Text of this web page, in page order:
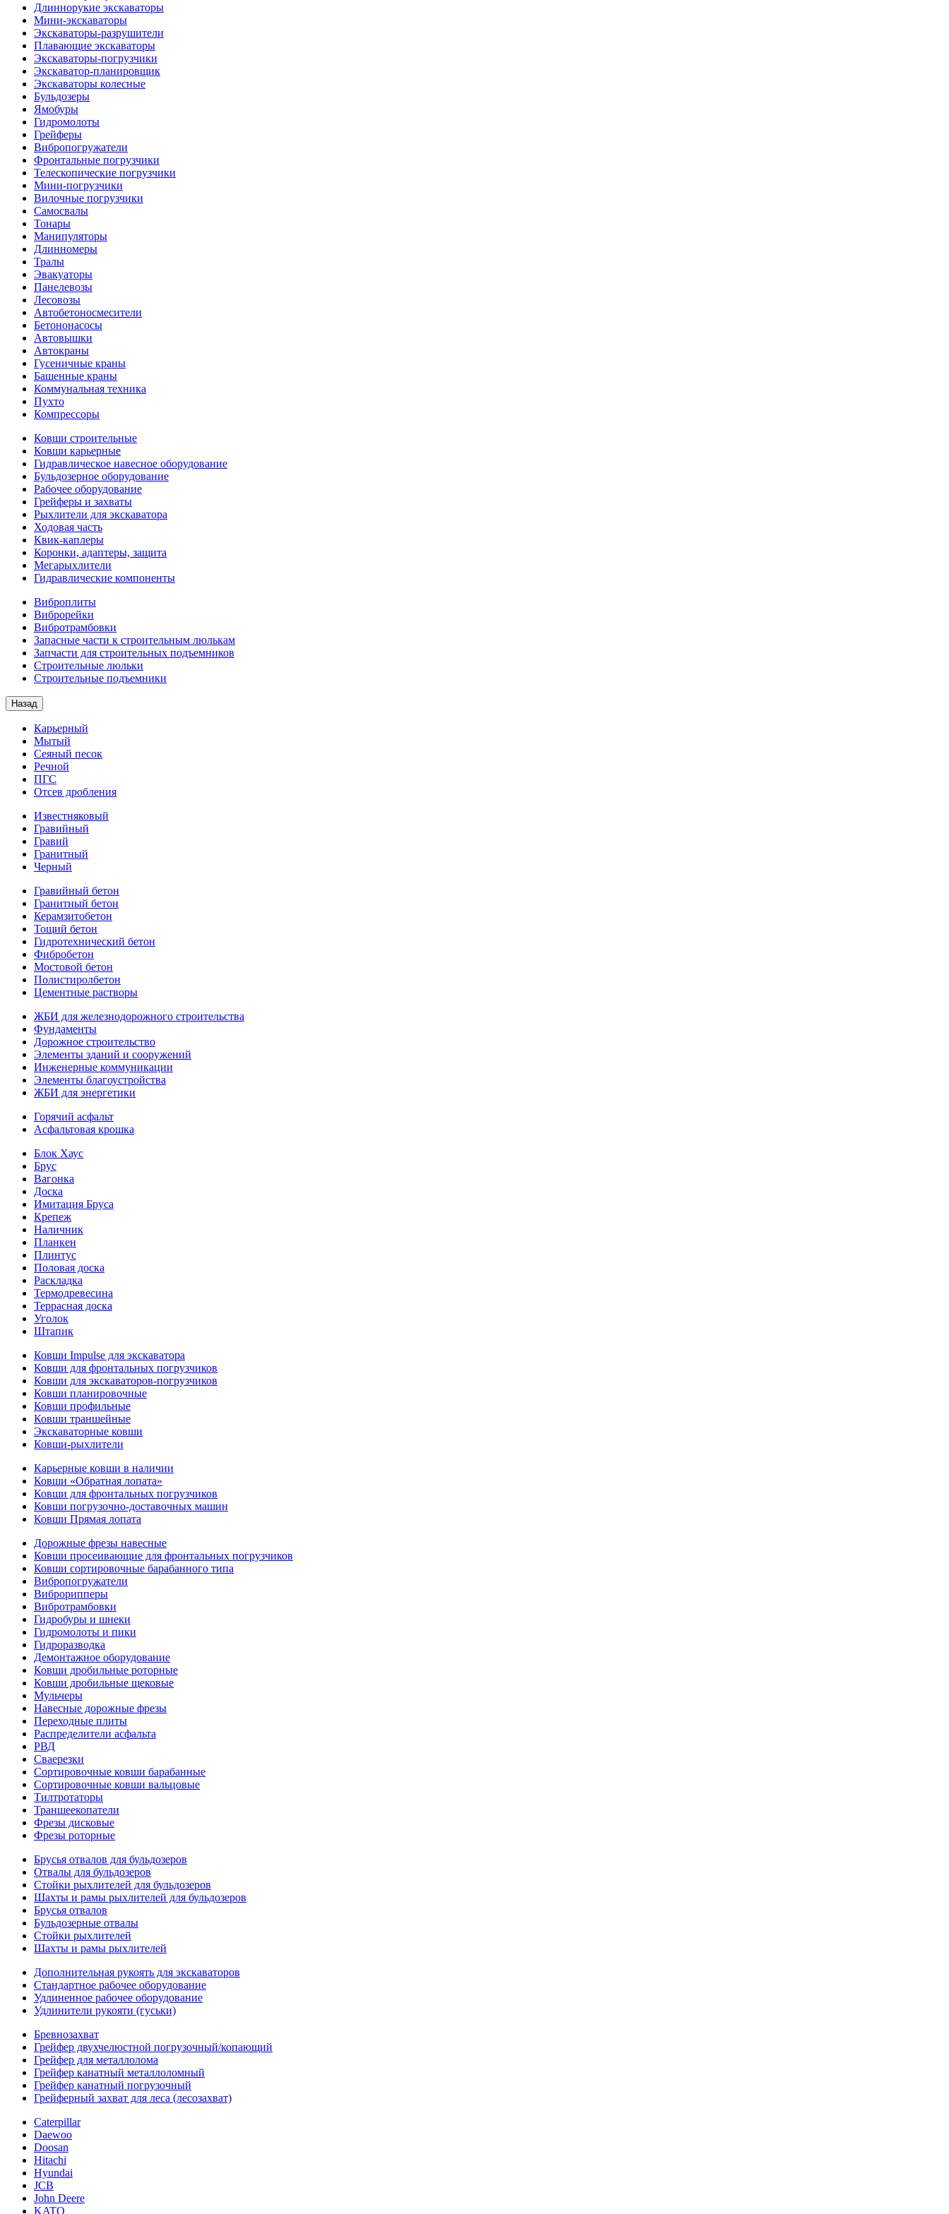
Длиннорукие экскаваторы
Мини-экскаваторы
Экскаваторы-разрушители
Плавающие экскаваторы
Экскаваторы-погрузчики
Экскаватор-планировщик
Экскаваторы колесные
Бульдозеры
Ямобуры
Гидромолоты
Грейферы
Вибро­погружатели
Фронтальные погрузчики
Телескопические погрузчики
Мини-погрузчики
Вилочные погрузчики
Самосвалы
Тонары
Манипуляторы
Длинномеры
Тралы
Эвакуаторы
Панелевозы
Лесовозы
Автобетоно­смесители
Бетононасосы
Автовышки
Автокраны
Гусеничные краны
Башенные краны
Коммунальная техника
Пухто
Компрессоры
Ковши строительные
Ковши карьерные
Гидравлическое навесное оборудование
Бульдозерное оборудование
Рабочее оборудование
Грейферы и захваты
Рыхлители для экскаватора
Ходовая часть
Квик-каплеры
Коронки, адаптеры, защита
Мегарыхлители
Гидравлические компоненты
Виброплиты
Виброрейки
Вибротрамбовки
Запасные части к строительным люлькам
Запчасти для строительных подъемников
Строительные люльки
Строительные подъемники
Назад
Карьерный
Мытый
Сеяный песок
Речной
ПГС
Отсев дробления
Известняковый
Гравийный
Гравий
Гранитный
Черный
Гравийный бетон
Гранитный бетон
Керамзитобетон
Тощий бетон
Гидротехнический бетон
Фибробетон
Мостовой бетон
Полистиролбетон
Цементные растворы
ЖБИ для железнодорожного строительства
Фундаменты
Дорожное строительство
Элементы зданий и сооружений
Инженерные коммуникации
Элементы благоустройства
ЖБИ для энергетики
Горячий асфальт
Асфальтовая крошка
Блок Хаус
Брус
Вагонка
Доска
Имитация Бруса
Крепеж
Наличник
Планкен
Плинтус
Половая доска
Раскладка
Термодревесина
Террасная доска
Уголок
Штапик
Ковши Impulse для экскаватора
Ковши для фронтальных погрузчиков
Ковши для экскаваторов-погрузчиков
Ковши планировочные
Ковши профильные
Ковши траншейные
Экскаваторные ковши
Ковши-рыхлители
Карьерные ковши в наличии
Ковши «Обратная лопата»
Ковши для фронтальных погрузчиков
Ковши погрузочно-доставочных машин
Ковши Прямая лопата
Дорожные фрезы навесные
Ковши просеивающие для фронтальных погрузчиков
Ковши сортировочные барабанного типа
Вибропогружатели
Виброрипперы
Вибротрамбовки
Гидробуры и шнеки
Гидромолоты и пики
Гидроразводка
Демонтажное оборудование
Ковши дробильные роторные
Ковши дробильные щековые
Мульчеры
Навесные дорожные фрезы
Переходные плиты
Распределители асфальта
РВД
Сваерезки
Сортировочные ковши барабанные
Сортировочные ковши вальцовые
Тилтротаторы
Траншеекопатели
Фрезы дисковые
Фрезы роторные
Брусья отвалов для бульдозеров
Отвалы для бульдозеров
Стойки рыхлителей для бульдозеров
Шахты и рамы рыхлителей для бульдозеров
Брусья отвалов
Бульдозерные отвалы
Стойки рыхлителей
Шахты и рамы рыхлителей
Дополнительная рукоять для экскаваторов
Стандартное рабочее оборудование
Удлиненное рабочее оборудование
Удлинители рукояти (гуськи)
Бревнозахват
Грейфер двухчелюстной погрузочный/копающий
Грейфер для металлолома
Грейфер канатный металлоломный
Грейфер канатный погрузочный
Грейферный захват для леса (лесозахват)
Caterpillar
Daewoo
Doosan
Hitachi
Hyundai
JCB
John Deere
KATO